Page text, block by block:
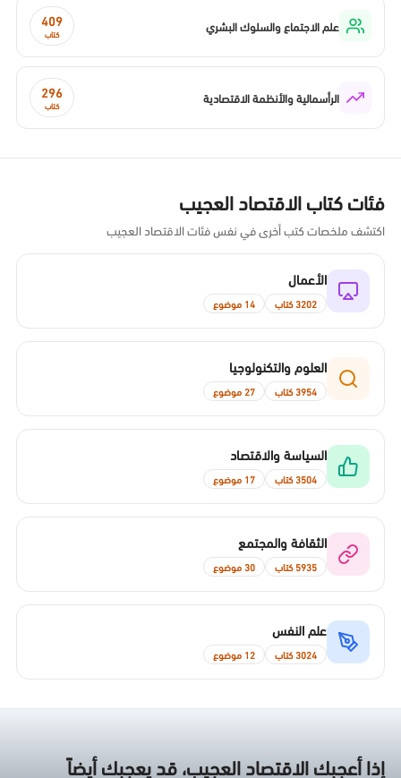
علم الاجتماع والسلوك البشري 409
كتاب
الرأسمالية والأنظمة الاقتصادية 296
كتاب
فئات كتاب الاقتصاد العجيب
اكتشف ملخصات كتب أخرى في نفس فئات الاقتصاد العجيب
الأعمال
3202 كتاب 14 موضوع
العلوم والتكنولوجيا
3954 كتاب 27 موضوع
السياسة والاقتصاد
3504 كتاب 17 موضوع
الثقافة والمجتمع
5935 كتاب 30 موضوع
علم النفس
3024 كتاب 12 موضوع
إذا أعجبك الاقتصاد العجيب، قد يعجبك أيضاً